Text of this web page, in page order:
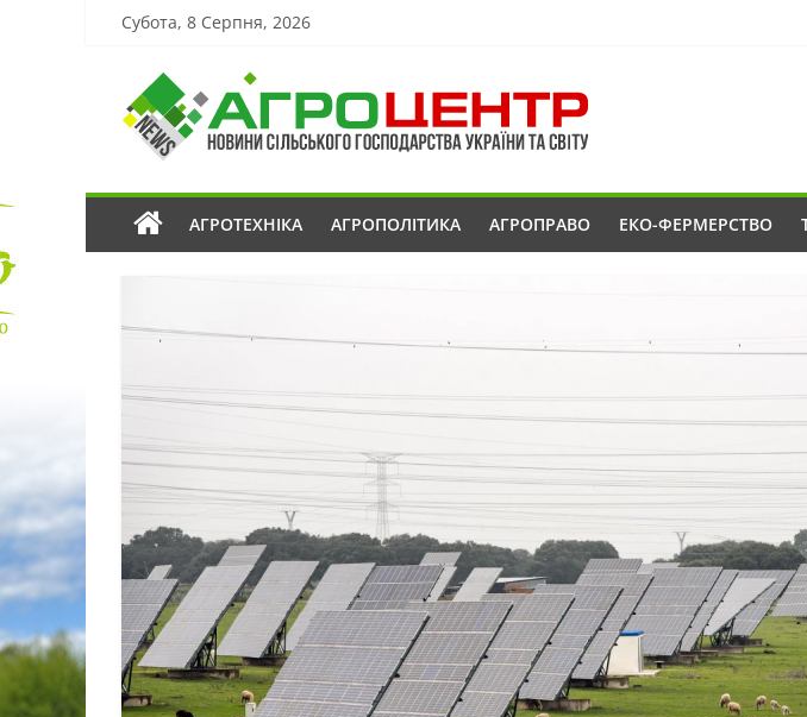
Субота, 8 Серпня, 2026
АГРОТЕХНІКА АГРОПОЛІТИКА АГРОПРАВО ЕКО-ФЕРМЕРСТВО